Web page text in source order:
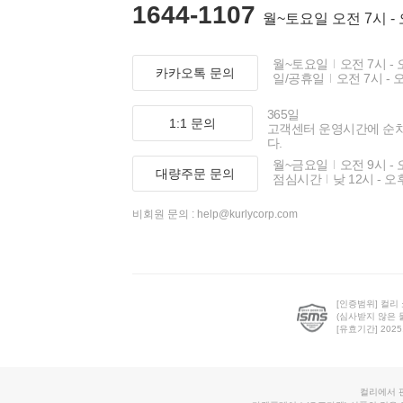
1644-1107 월~토요일 오전 7시 -
카카오톡 문의
월~토요일
오전 7시 -
일/공휴일
오전 7시 -
1:1 문의
365일
고객센터 운영시간에 순
다.
대량주문 문의
월~금요일
오전 9시 -
점심시간
낮 12시 - 오
비회원 문의 : help@kurlycorp.com
[인증범위] 컬리
(심사받지 않은
[유효기간]
컬리에서